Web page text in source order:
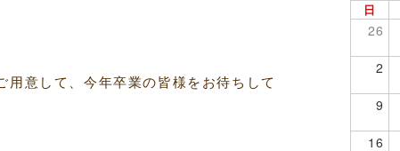
意して、今年卒業の皆様をお待ちして
日
26
2
9
16